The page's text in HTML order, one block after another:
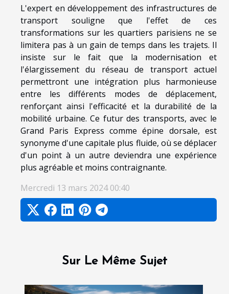
Sur Le Même Sujet
L'expert en développement des infrastructures de
transport souligne que l'effet de ces
transformations sur les quartiers parisiens ne se
limitera pas à un gain de temps dans les trajets. Il
insiste sur le fait que la modernisation et
l'élargissement du réseau de transport actuel
permettront une intégration plus harmonieuse
entre les différents modes de déplacement,
renforçant ainsi l'efficacité et la durabilité de la
mobilité urbaine. Ce futur des transports, avec le
Grand Paris Express comme épine dorsale, est
synonyme d'une capitale plus fluide, où se déplacer
d'un point à un autre deviendra une expérience
plus agréable et moins contraignante.
Mercredi 13 mars 2024 00:40